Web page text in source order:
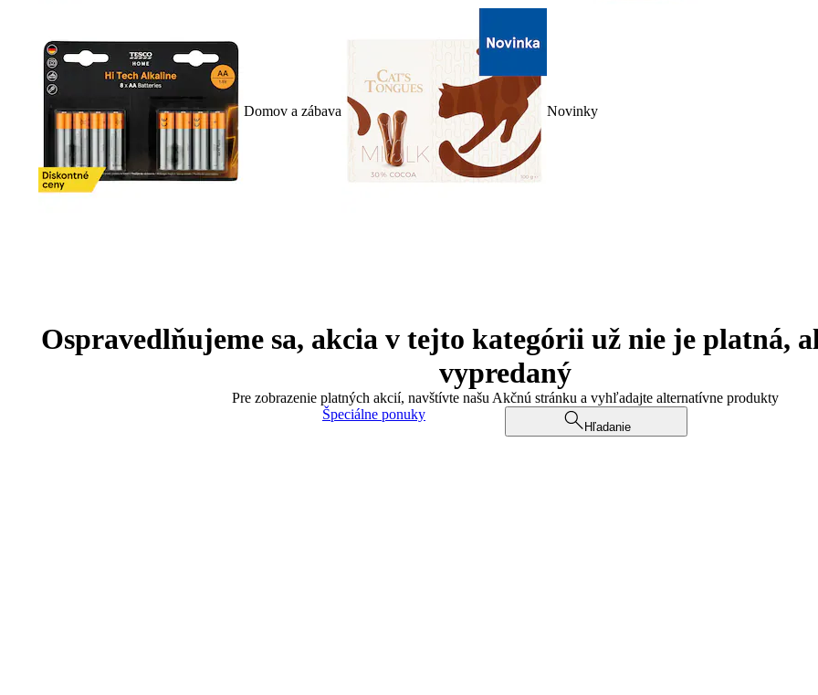
Domov a zábava Novinky
Ospravedlňujeme sa, akcia v tejto kategórii už nie je platná,
vypredaný
Pre zobrazenie platných akcií, navštívte našu Akčnú stránku a vyhľadajte alternatívne produkty
Špeciálne ponuky
Hľadanie